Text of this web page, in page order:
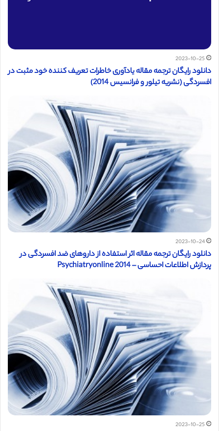
2023-10-25
دانلود رایگان ترجمه مقاله یادآوری خاطرات تعریف کننده خود مثبت در
افسردگی (نشریه تیلور و فرانسیس 2014)
2023-10-24
دانلود رایگان ترجمه مقاله اثر استفاده از داروهای ضد افسردگی در
پردازش اطلاعات احساسی – Psychiatryonline 2014
2023-10-25